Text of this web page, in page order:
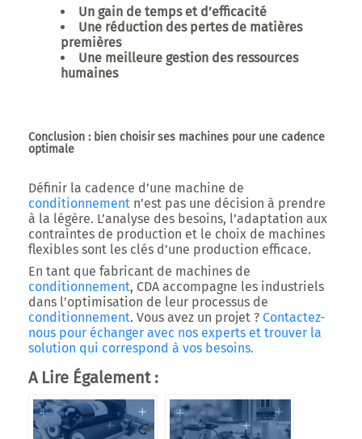
Un gain de temps et d’efficacité
Une réduction des pertes de matières
premières
Une meilleure gestion des ressources
humaines
Conclusion : bien choisir ses machines pour une cadence
optimale
Définir la cadence d’une machine de
conditionnement n’est pas une décision à prendre
à la légère. L’analyse des besoins, l’adaptation aux
contraintes de production et le choix de machines
flexibles sont les clés d’une production efficace.
En tant que fabricant de machines de
conditionnement, CDA accompagne les industriels
dans l’optimisation de leur processus de
conditionnement. Vous avez un projet ? Contactez-
nous pour échanger avec nos experts et trouver la
solution qui correspond à vos besoins.
A Lire Également :